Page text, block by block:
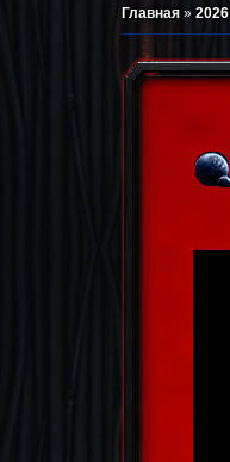
Главная » 2026